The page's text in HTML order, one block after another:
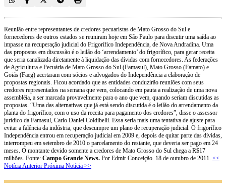
Reunião entre representantes de credores pecuaristas de Mato Grosso do Sul e
fornecedores de outros estados se reuniram hoje em São Paulo para discutir uma saída ao
impasse na recuperação judicial do Frigorífico Independência, de Nova Andradina. Uma
das propostas em discussão é o leilão do ‘arrendamento’ do frigorífico, para gerar receita
que seria canalizada diretamente à liquidação das dívidas com fornecedores. As federações
de Agricultura e Pecuária de Mato Grosso do Sul (Famasul), Mato Grosso (Famato) e
Goiás (Faeg) acertaram com sócios e advogados do Independência a elaboração de
propostas regionais. Ficou acordado que as entidades conduzirão reuniões com seus
credores representados na semana que vem, colocando em pauta a realização de uma nova
assembléia, a ser marcada provavelmente para o ano que vem, quando seriam discutidas as
propostas. “Uma das alternativas que já está sendo discutida é o leilão do arrendamento da
planta do frigorífico, com o uso da receita para pagamento dos credores”, disse o assessor
jurídico da Famasul, Carlo Daniel Coldibelli. Essa seria mais uma tentativa de ajuste para
evitar a falência da indústria, que descumpre um plano de recuperação judicial. O frigorífico
Independência entrou em recuperação judicial em 2009 e, depois de quitar parte das dívidas,
interrompeu em setembro de 2010 o parcelamento do restante, que deveria ser pago em 24
meses. O montante devido somente a credores de Mato Grosso do Sul chega a R$17
milhões. Fonte: Campo Grande News. Por Edmir Conceição. 18 de outubro de 2011. <<
Notícia Anterior Próxima Notícia >>